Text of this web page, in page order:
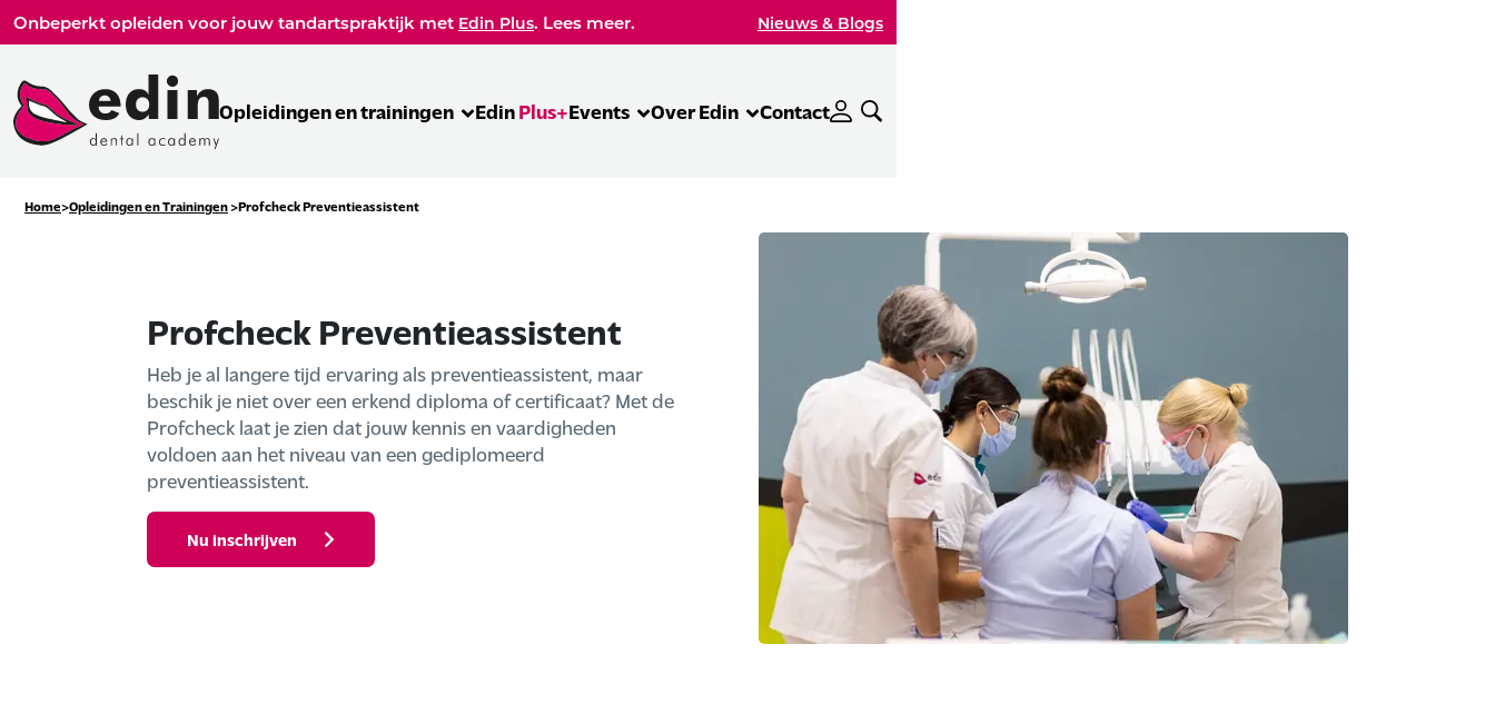
Onbeperkt opleiden voor jouw tandartspraktijk met Edin Plus. Lees meer. Nieuws & Blogs
Opleidingen en trainingen EdinPlus+Events Over Edin Contact
Home Opleidingen en Trainingen Profcheck Preventieassistent
Profcheck Preventieassistent
Heb je al langere tijd ervaring als preventieassistent, maar
beschik je niet over een erkend diploma of certificaat? Met de
Profcheck laat je zien dat jouw kennis en vaardigheden
voldoen aan het niveau van een gediplomeerd
preventieassistent.
Nu inschrijven